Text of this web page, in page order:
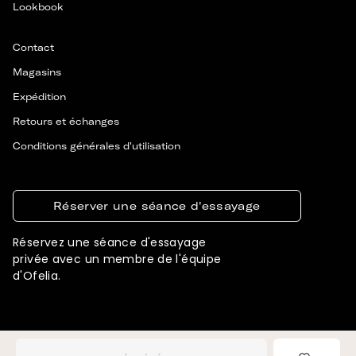
Lookbook
Contact
Magasins
Expédition
Retours et échanges
Conditions générales d'utilisation
Réserver une séance d'essayage
Réservez une séance d'essayage
privée avec un membre de l'équipe
d'Ofelia.